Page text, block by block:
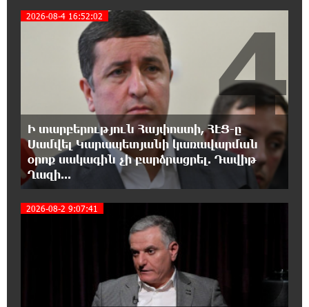
Moody’s-ը IDBank-ի վարկանիշային
հեռանկարը փոխել է դրականի
15:24:13 6-08-2026
Վեհափառի անձնագրի մեջ գրված է՝
Գարեգին Բ․ նույնիսկ քննիչներն ու
դատախազներն են այդպես դիմում նրան՝ իրենց հավատից
ելնելով․ տեսանյութ
15:09:27 6-08-2026
Ռեբուսը լուծելու համար, ասեք թե ինչպե՞ս
Վարդևանյանը՝ Հովհաննիսյանին
15:00:46 6-08-2026
Ֆասթ Բանկը Սևան Ստարտափ Սամմիթին
ներկայացրել է իր պրոդուկտներն ու
քարտային առաջարկները
2026-08-4 16:52:02
Ի տարբերություն Հայփոստի, ՀԷՑ-ը
Սամվել Կարապետյանի կառավարման
օրոք սակագին չի բարձրացրել. Դավիթ
Ղազի...
4
2026-08-2 9:07:41 5